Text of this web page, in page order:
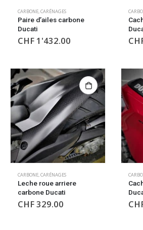
CARBONE,CARÉNAGES
Paire d’ailes carbone
Ducati
CHF 1'432.00
CARBONE,CARÉNAGES
Leche roue arriere
carbone Ducati
CHF329.00